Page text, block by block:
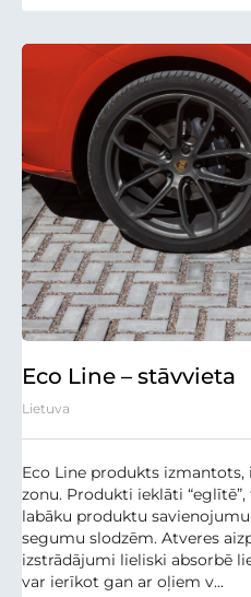
Eco Line – stāvvieta
Lietuva
Eco Line produkts
zonu. Produkti ieklāti
labāku produktu
segumu slodzēm. Atveres
izstrādājumi lieliski absorbē
var ierīkot gan ar oļiem v...